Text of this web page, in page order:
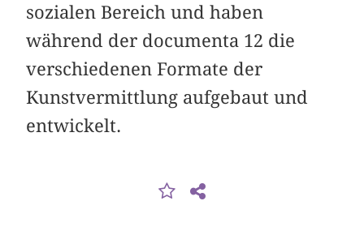
sozialen Bereich und haben
während der documenta 12 die
verschiedenen Formate der
Kunstvermittlung aufgebaut und
entwickelt.